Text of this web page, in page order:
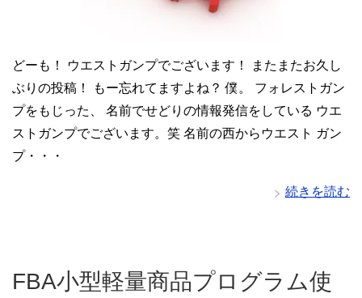
どーも！ ウエストガンプでございます！ またまたお久し
ぶりの投稿！ もー忘れてますよね？ 僕。 フォレストガン
プをもじった、 名前でせどりの情報発信をしている ウエ
ストガンプでございます。笑 名前の西からウエスト ガン
プ・・・
続きを読む
FBA小型軽量商品プログラム使